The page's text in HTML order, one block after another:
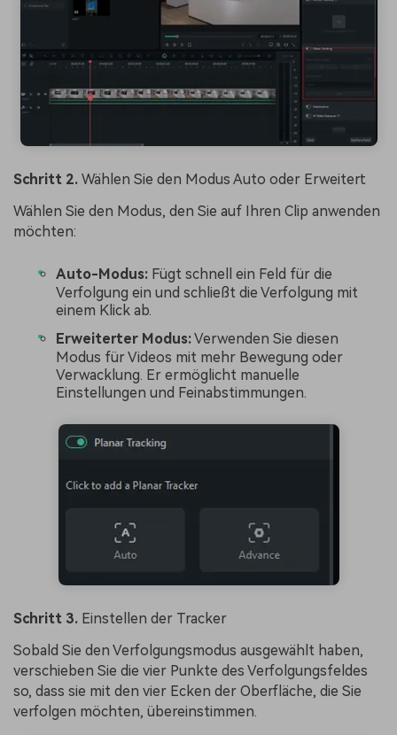
Schritt 2. Wählen Sie den Modus Auto oder Erweitert
Wählen Sie den Modus, den Sie auf Ihren Clip anwenden
möchten:
Auto-Modus: Fügt schnell ein Feld für die
Verfolgung ein und schließt die Verfolgung mit
einem Klick ab.
Erweiterter Modus:Verwenden Sie diesen
Modus für Videos mit mehr Bewegung oder
Verwacklung. Er ermöglicht manuelle
Einstellungen und Feinabstimmungen.
Schritt 3. Einstellen der Tracker
Sobald Sie den Verfolgungsmodus ausgewählt haben,
verschieben Sie die vier Punkte des Verfolgungsfeldes
so, dass sie mit den vier Ecken der Oberfläche, die Sie
verfolgen möchten, übereinstimmen.